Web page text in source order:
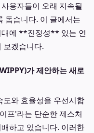
용자들이 오래 지속될
돕습니다. 이 글에서는
대에 **진정성** 있는 연
보겠습니다.
가 제안하는 새로
도와 효율성을 우선시합
프'라는 단순한 제스처
하고 있습니다. 이러한